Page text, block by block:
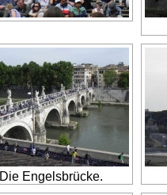
Die Engelsbrücke.